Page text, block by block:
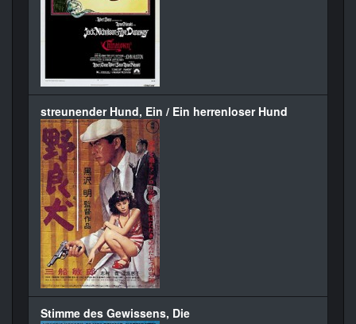
streunender Hund, Ein / Ein herrenloser Hund
Stimme des Gewissens, Die